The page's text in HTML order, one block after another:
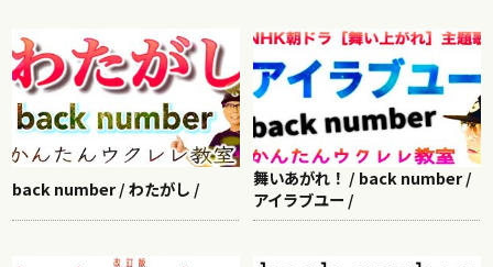
back number / わたがし /
舞いあがれ！ / back number /
アイラブユー /